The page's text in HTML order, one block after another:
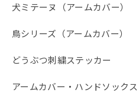
犬ミテーヌ（アームカバー）
鳥シリーズ（アームカバー）
どうぶつ刺繍ステッカー
アームカバー・ハンドソックス
日焼け対策に使用しています。
おり 発売されるのを楽しみにし